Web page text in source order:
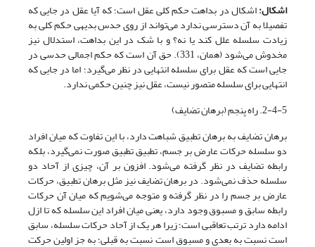
اشکال:اشکال در بداهت حکم کلی عقل است؛ که آیا عقل در جایی که
تفصیلا به آن دسترسی ندارد می‌تواند از روی حدس بدیهی حکم کلی به
زیادت سلسله علل کند یا نه؟ و با شک در این بداهت، استدلال نیز
مخدوش می‌شود (همان، 331). حق آن است که حکم اجمالی حدسی در
جایی است که عقل برای سلسله انتهایی در نظر می‌گیرد؛ اما در جایی که
انتهایی برای سلسله متصور نیست، عقل نیز چنین حکمی ندارد.
2-4-5. راه پنجم (برهان تضایف)
برهان تضایف به برهان تطبیق شباهت دارد، با این تفاوت که میان افراد
دو سلسله حرکات عارض بر جسم، تطبیق تطبیق صورت نمی‌گیرد، بلکه
رابطه تضایف در نظر گرفته می‌شود. افزون بر آن، چیزی از آحاد دو
سلسله حذف نمی‌شود. در برهان تضایف نیز مثل برهان تطبیق، حرکات
عارض بر جسم را در نظر گرفته و متوجه می‌شویم که میان آن حرکات
رابطه سابق و مسبوق وجود دارد، یعنی میان افراد این سلسله که تا ازل
ادامه دارد ترتب تعاقبی است؛ زیرا هر یک از آحاد حرکات سلسله، سابق
است نسبت به بعدی و مسبوق است نسبت به قبلی؛ به جز اولین حرکت